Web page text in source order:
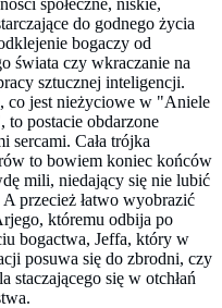
do godnego życia
bogaczy od
świata czy wkraczanie na
sztucznej inteligencji.
co jest nieżyciowe w "Aniele
to postacie obdarzone
sercami. Cała trójka
to bowiem koniec końców
mili, niedający się nie lubić
A przecież łatwo wyobrazić
któremu odbija po
bogactwa, Jeffa, który w
posuwa się do zbrodni, czy
staczającego się w otchłań